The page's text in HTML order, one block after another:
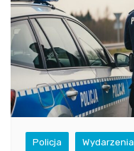
Policja Wydarzenia